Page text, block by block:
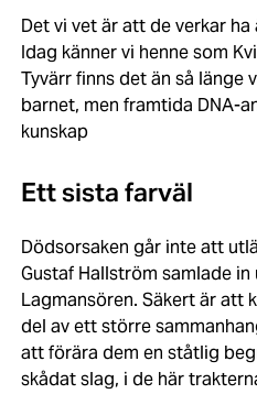
Det vi vet är att de verkar
Idag känner vi henne som
Tyvärr finns det än så
barnet, men framtida DNA-
kunskap
Ett sista farväl
Dödsorsaken går inte att
Gustaf Hallström samlade
Lagmansören. Säkert är att
del av ett större
att förära dem en ståtlig
skådat slag, i de här